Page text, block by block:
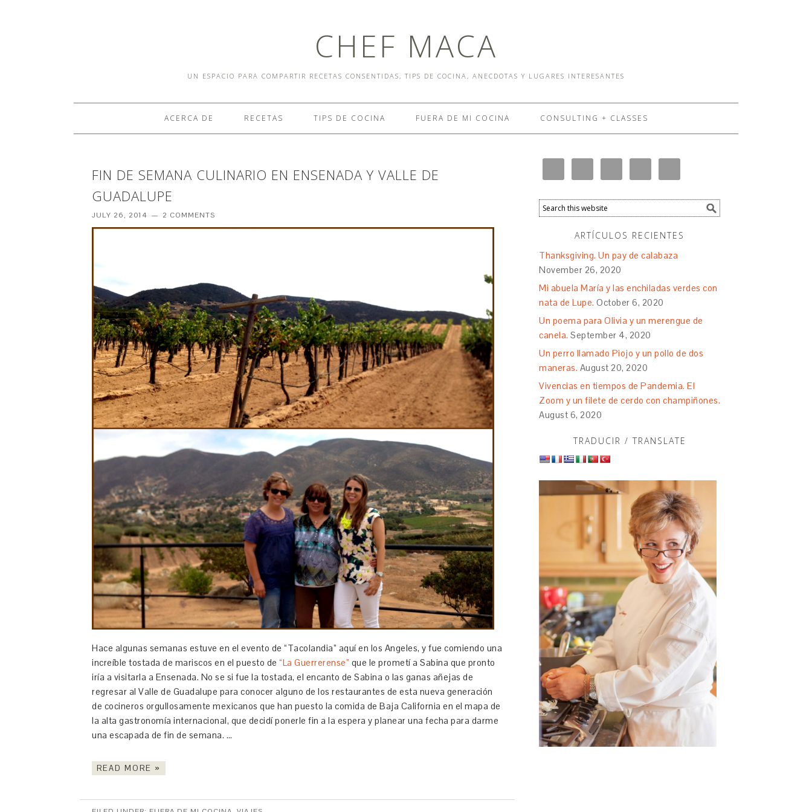
CHEF MACA
UN ESPACIO PARA COMPARTIR RECETAS CONSENTIDAS, TIPS DE COCINA, ANECDOTAS Y LUGARES INTERESANTES
ACERCA DE RECETAS TIPS DE COCINA FUERA DE MI COCINA CONSULTING + CLASSES
FIN DE SEMANA CULINARIO EN ENSENADA Y VALLE DE
GUADALUPE
JULY 26, 2014 2 COMMENTS
Hace algunas semanas estuve en el evento de “Tacolandia” aquí en los Angeles, y fue comiendo una
increíble tostada de mariscos en el puesto de “La Guerrerense” que le prometí a Sabina que pronto
iría a visitarla a Ensenada. No se si fue la tostada, el encanto de Sabina o las ganas añejas de
regresar al Valle de Guadalupe para conocer alguno de los restaurantes de esta nueva generación
de cocineros orgullosamente mexicanos que han puesto la comida de Baja California en el mapa de
la alta gastronomía internacional, que decidí ponerle fin a la espera y planear una fecha para darme
una escapada de fin de semana. …
READ MORE »
ARTÍCULOS RECIENTES
Thanksgiving. Un pay de calabaza
November 26, 2020
Mi abuela María y las enchiladas verdes con
nata de Lupe. October 6, 2020
Un poema para Olivia y un merengue de
canela. September 4, 2020
Un perro llamado Piojo y un pollo de dos
maneras. August 20, 2020
Vivencias en tiempos de Pandemia. El
Zoom y un filete de cerdo con champiñones.
August 6, 2020
TRADUCIR / TRANSLATE